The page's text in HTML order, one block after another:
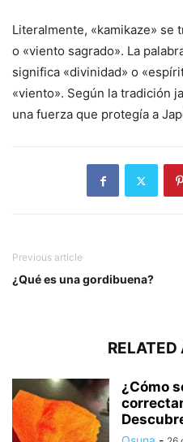
Literalmente, «kamikaze» se
o «viento sagrado». La
significa «divinidad» o
«viento». Según la tradición
una fuerza que protegía a
Previous article
¿Qué es una gordibuena?
RELATED
¿Cómo